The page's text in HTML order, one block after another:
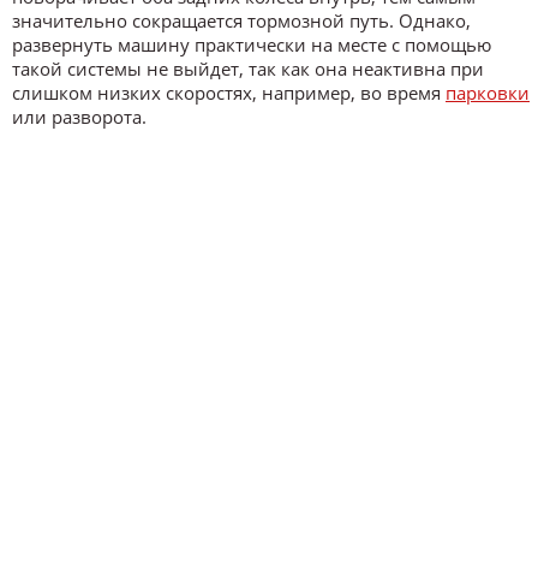
значительно сокращается тормозной путь. Однако,
развернуть машину практически на месте с помощью
такой системы не выйдет, так как она неактивна при
слишком низких скоростях, например, во время парковки
или разворота.